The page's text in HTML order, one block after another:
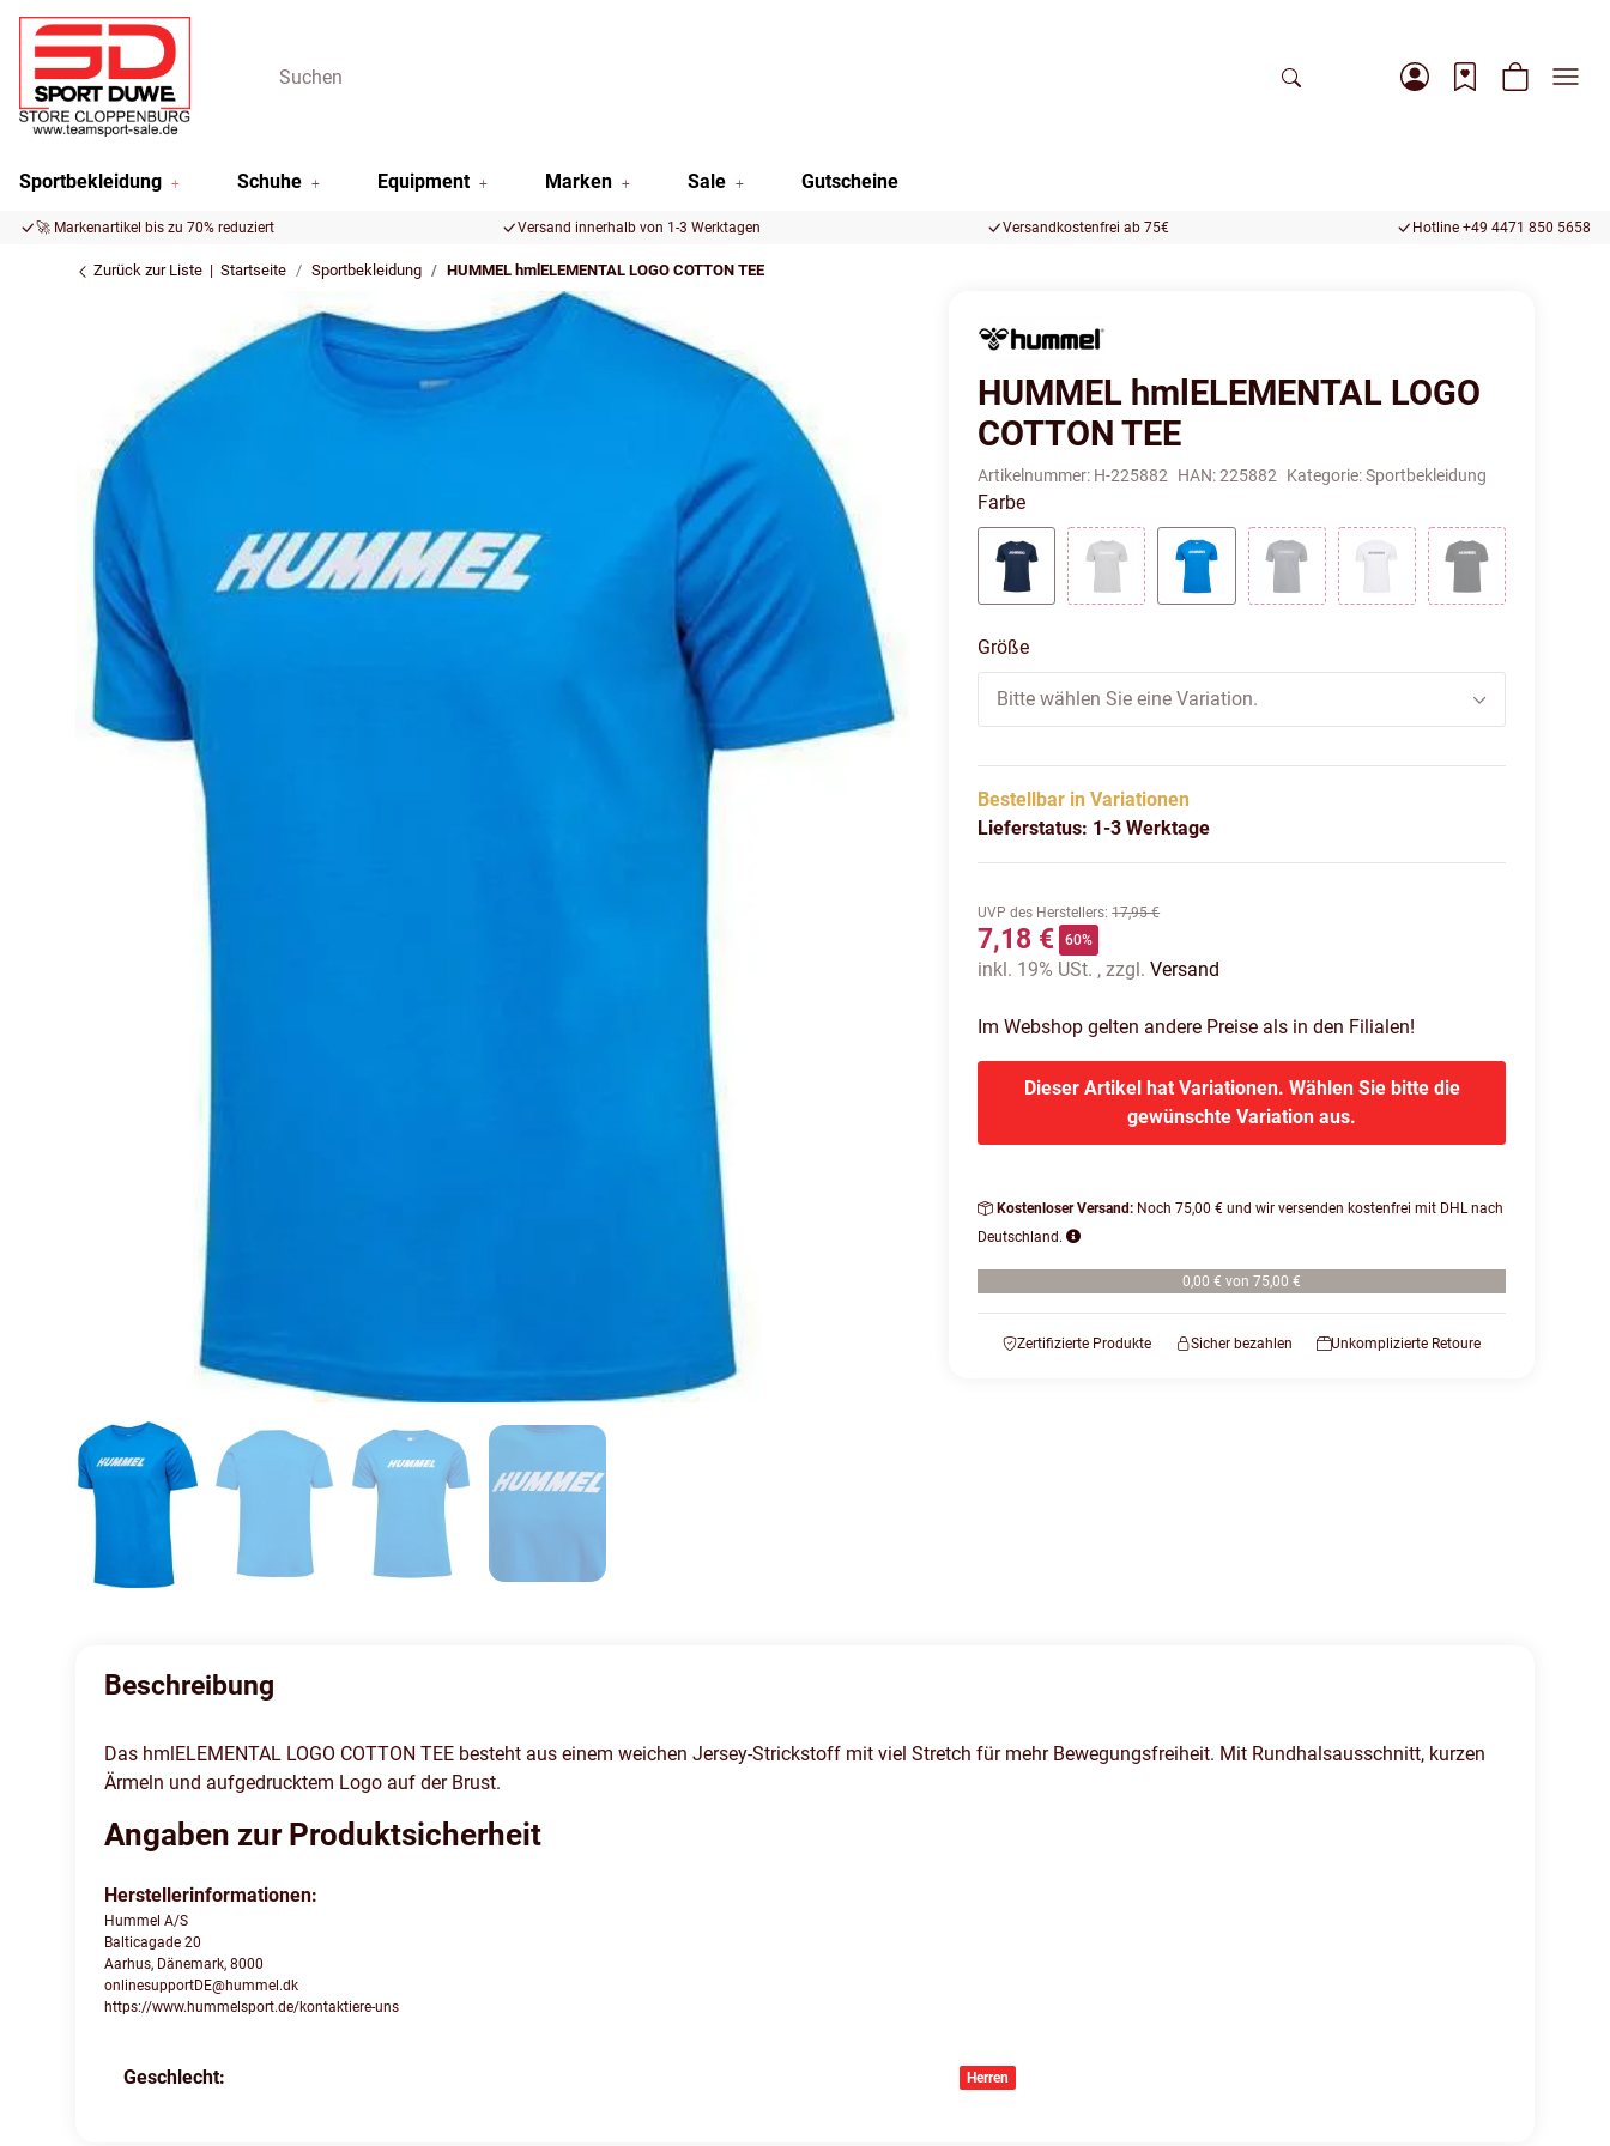
Sportbekleidung Schuhe Equipment Marken Sale Gutscheine
🚀 Markenartikel bis zu 70% reduziert Versand innerhalb von 1-3 Werktagen Versandkostenfrei ab 75€ Hotline +49 4471 850 5658
Zurück zur Liste Startseite Sportbekleidung HUMMEL hmlELEMENTAL LOGO COTTON TEE
HUMMEL hmlELEMENTAL LOGO
COTTON TEE
Artikelnummer: H-225882 HAN:225882 Kategorie:Sportbekleidung
Farbe
Größe
Bitte wählen Sie eine Variation.
Bestellbar in Variationen
Lieferstatus: 1-3 Werktage
UVP des Herstellers:17,95 €
7,18 € 60%
inkl. 19% USt. , zzgl.Versand
Im Webshop gelten andere Preise als in den Filialen!
Dieser Artikel hat Variationen. Wählen Sie bitte die
gewünschte Variation aus.
Kostenloser Versand: Noch 75,00 € und wir versenden kostenfrei mit DHL nach
Deutschland.
0,00 € von 75,00 €
Zertifizierte Produkte Sicher bezahlen Unkomplizierte Retoure
Beschreibung
Das hmlELEMENTAL LOGO COTTON TEE besteht aus einem weichen Jersey-Strickstoff mit viel Stretch für mehr Bewegungsfreiheit. Mit Rundhalsausschnitt, kurzen
Ärmeln und aufgedrucktem Logo auf der Brust.
Angaben zur Produktsicherheit
Herstellerinformationen:
Hummel A/S
Balticagade 20
Aarhus, Dänemark, 8000
onlinesupportDE@hummel.dk
https://www.hummelsport.de/kontaktiere-uns
Produkteigenschaft
Wert
Geschlecht: Herren